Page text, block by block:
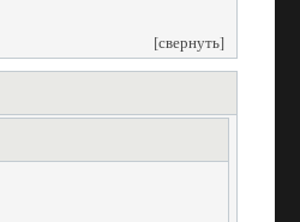
[свернуть]